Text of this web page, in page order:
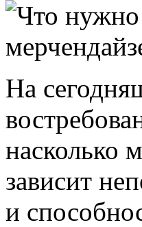
На
насколько
зависит
и